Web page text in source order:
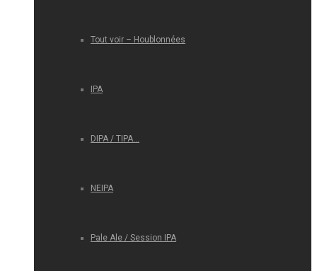
Tout voir – Houblonnées
IPA
DIPA / TIPA…
NEIPA
Pale Ale / Session IPA